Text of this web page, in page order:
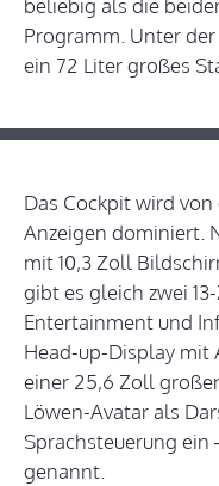
beliebig als die
Programm. Unter
ein 72 Liter großes
Das Cockpit wird
Anzeigen dominiert.
mit 10,3 Zoll
gibt es gleich zwei
Entertainment und
Head-up-Display mit
einer 25,6 Zoll
Löwen-Avatar als
Sprachsteuerung ein
genannt.